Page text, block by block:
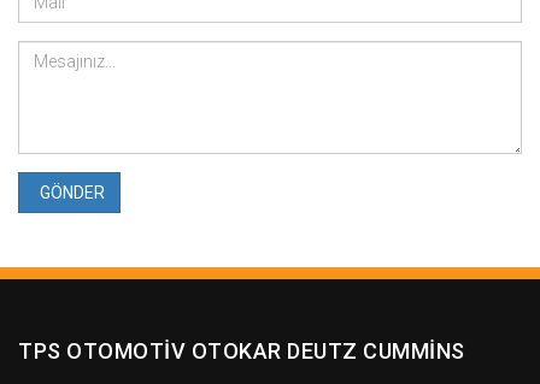
GÖNDER
TPS OTOMOTİV OTOKAR DEUTZ CUMMİNS